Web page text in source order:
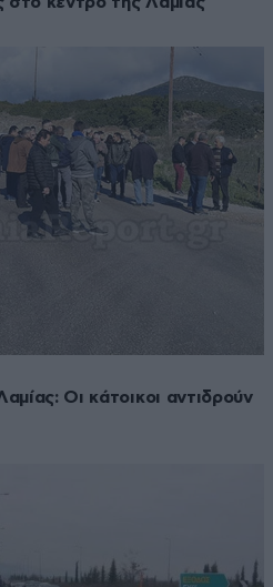
Οι κάτοικοι αντιδρούν